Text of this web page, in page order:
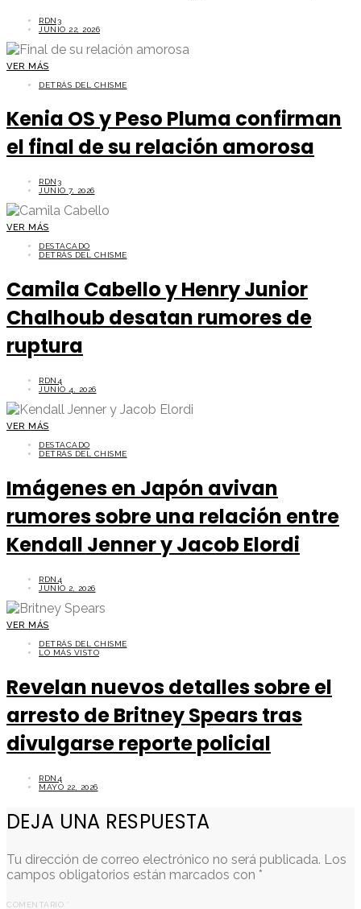
RDN3
JUNIO 22, 2026
VER MÁS
DETRÁS DEL CHISME
Kenia OS y Peso Pluma confirman
el final de su relación amorosa
RDN3
JUNIO 7, 2026
VER MÁS
DESTACADO
DETRÁS DEL CHISME
Camila Cabello y Henry Junior
Chalhoub desatan rumores de
ruptura
RDN4
JUNIO 4, 2026
VER MÁS
DESTACADO
DETRÁS DEL CHISME
Imágenes en Japón avivan
rumores sobre una relación entre
Kendall Jenner y Jacob Elordi
RDN4
JUNIO 2, 2026
VER MÁS
DETRÁS DEL CHISME
LO MÁS VISTO
Revelan nuevos detalles sobre el
arresto de Britney Spears tras
divulgarse reporte policial
RDN4
MAYO 22, 2026
DEJA UNA RESPUESTA
Tu dirección de correo electrónico no será publicada. Los
campos obligatorios están marcados con *
COMENTARIO *